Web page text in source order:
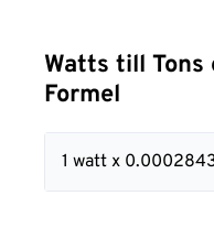
Watts till
Formel
1 watt x